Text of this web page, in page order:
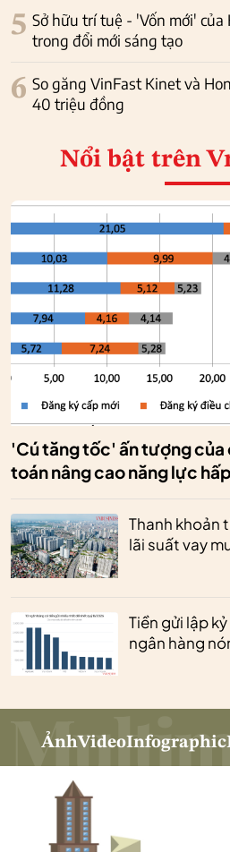
5 Sở hữu trí tuệ - 'Vốn mới'
trong đổi mới sáng tạo
6 So găng VinFast Kinet và
40 triệu đồng
Nổi bật trên
'Cú tăng tốc' ấn tượng của
toán nâng cao năng lực
Thanh khoản
lãi suất vay
Tiền gửi lập
ngân hàng
ẢnhVideoInfographic